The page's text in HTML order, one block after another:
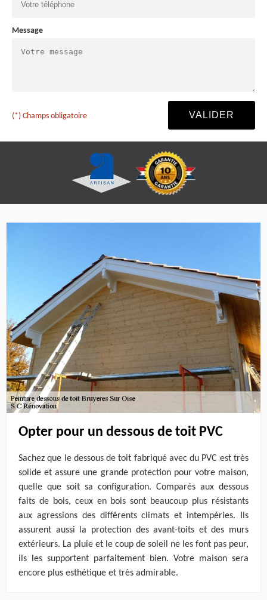
Message
(*) Champs obligatoire
Opter pour un dessous de toit PVC
Sachez que le dessous de toit fabriqué avec du PVC est très
solide et assure une grande protection pour votre maison,
quelle que soit sa configuration. Comparés aux dessous
faits de bois, ceux en bois sont beaucoup plus résistants
aux agressions des différents climats et intempéries. Ils
assurent aussi la protection des avant-toits et des murs
extérieurs. La pluie et le coup de soleil ne les font pas peur,
ils les supportent parfaitement bien. Votre maison sera
encore plus esthétique et très admirable.